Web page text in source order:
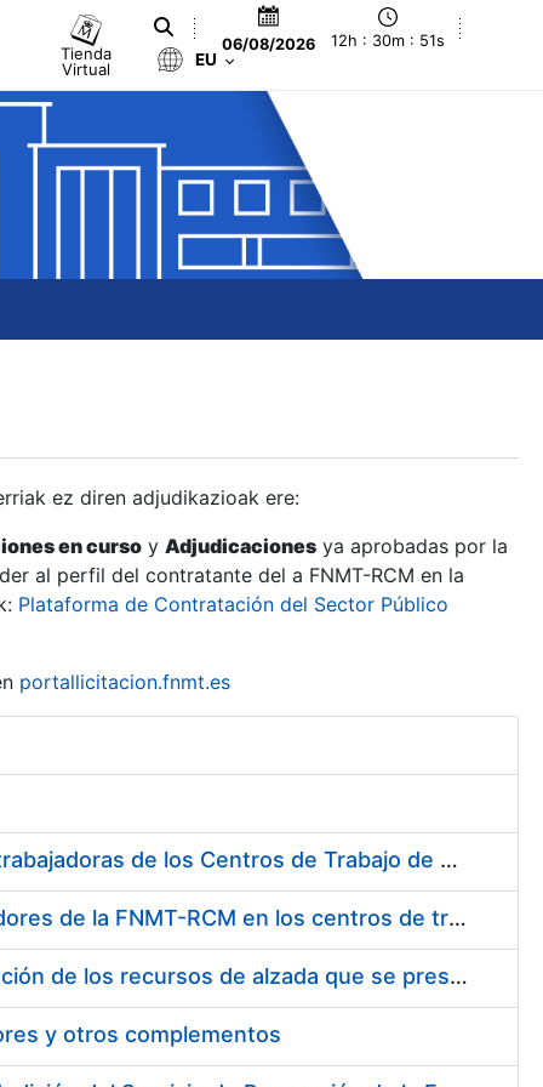
Tienda
Virtual
06/08/2026 12h : 30m : 52s
EU
ez diren adjudikazioak ere:
en curso y Adjudicaciones ya aprobadas por la
al perfil del contratante del a FNMT-RCM en la
Plataforma de Contratación del Sector Público
portallicitacion.fnmt.es
Suministro de Protectores Auditivos a medida para las personas trabajadoras de los Centros de Trabajo de Madrid y Burgos
Suministro de gafas graduadas antiproyecciones para los trabajadores de la FNMT-RCM en los centros de trabajo de Madrid y Burgos
Servicios de una empresa externa para el asesoramiento y resolución de los recursos de alzada que se presentan relacionados con procesos de selección para la FNMT-RCM
y otros complementos